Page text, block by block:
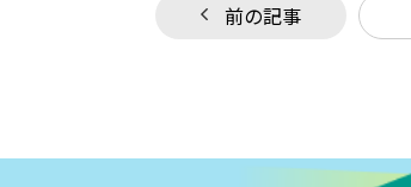
前の記事